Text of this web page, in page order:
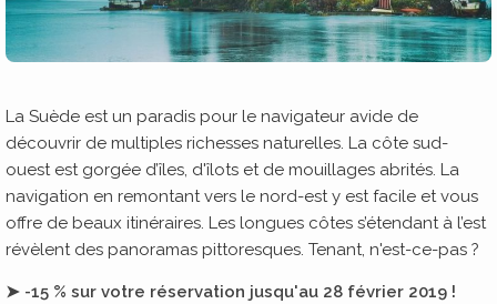
La Suède est un paradis pour le navigateur avide de
découvrir de multiples richesses naturelles. La côte sud-
ouest est gorgée d’îles, d'îlots et de mouillages abrités. La
navigation en remontant vers le nord-est y est facile et vous
offre de beaux itinéraires. Les longues côtes s’étendant à l’est
révèlent des panoramas pittoresques. Tenant, n'est-ce-pas ?
➤ -15 % sur votre réservation jusqu'au 28 février 2019 !